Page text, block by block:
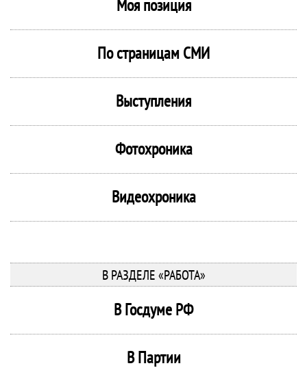
Моя позиция
По страницам СМИ
Выступления
Фотохроника
Видеохроника
В РАЗДЕЛЕ «РАБОТА»
В Госдуме РФ
В Партии